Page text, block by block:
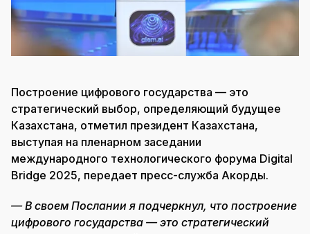
Построение цифрового государства — это
стратегический выбор, определяющий будущее
Казахстана, отметил президент Казахстана,
выступая на пленарном заседании
международного технологического форума Digital
Bridge 2025, передает пресс-служба Акорды.
— В своем Послании я подчеркнул, что построение
цифрового государства — это стратегический